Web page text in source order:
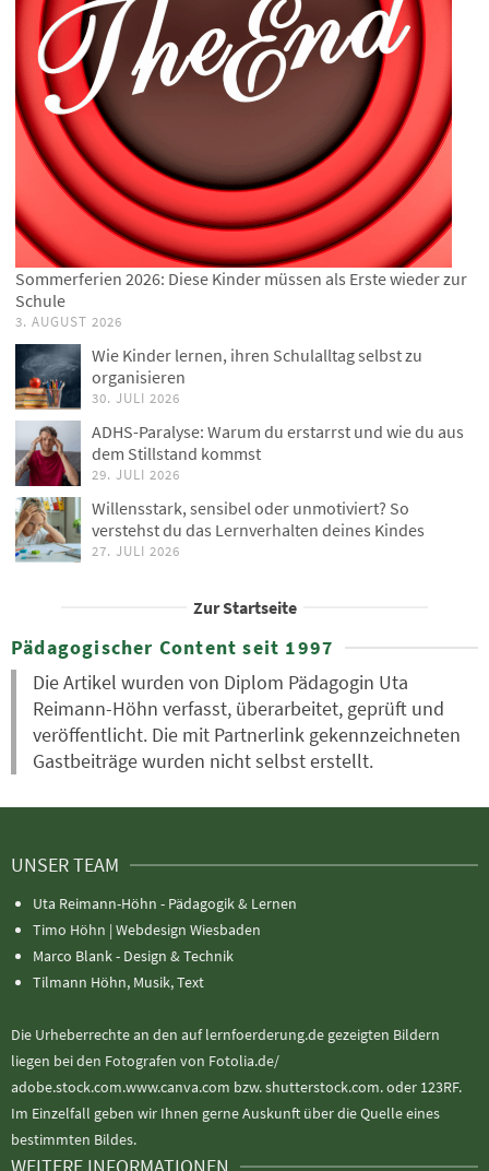
Sommerferien 2026: Diese Kinder müssen als Erste wieder zur
Schule
3. AUGUST 2026
Wie Kinder lernen, ihren Schulalltag selbst zu
organisieren
30. JULI 2026
ADHS-Paralyse: Warum du erstarrst und wie du aus
dem Stillstand kommst
29. JULI 2026
Willensstark, sensibel oder unmotiviert? So
verstehst du das Lernverhalten deines Kindes
27. JULI 2026
Zur Startseite
Pädagogischer Content seit 1997
Die Artikel wurden von Diplom Pädagogin Uta
Reimann-Höhn verfasst, überarbeitet, geprüft und
veröffentlicht. Die mit Partnerlink gekennzeichneten
Gastbeiträge wurden nicht selbst erstellt.
UNSER TEAM
Uta Reimann-Höhn - Pädagogik & Lernen
Timo Höhn | Webdesign Wiesbaden
Marco Blank - Design & Technik
Tilmann Höhn, Musik, Text
Die Urheberrechte an den auf lernfoerderung.de gezeigten Bildern
liegen bei den Fotografen von Fotolia.de/
adobe.stock.com.www.canva.com bzw. shutterstock.com. oder 123RF.
Im Einzelfall geben wir Ihnen gerne Auskunft über die Quelle eines
bestimmten Bildes.